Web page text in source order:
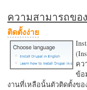
ความสามารถขอ
ติดตั้งง่าย
คว
ข้อ
งานที่เหลือนั้นตัวติดตั้งขอ